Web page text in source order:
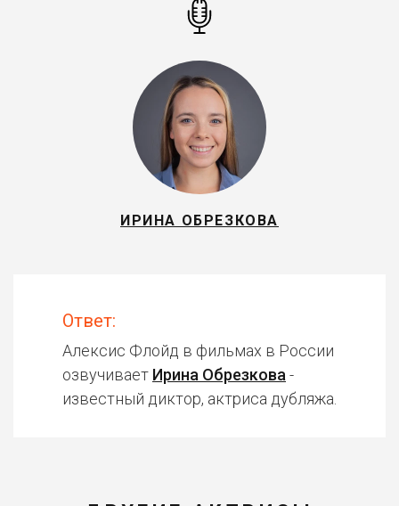
ИРИНА ОБРЕЗКОВА
Ответ:
Алексис Флойд в фильмах в России
озвучивает Ирина Обрезкова -
известный диктор, актриса дубляжа.